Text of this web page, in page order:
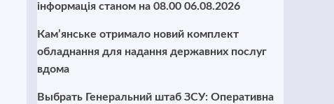
інформація станом на 08.00 06.08.2026
Кам’янське отримало новий комплект
обладнання для надання державних послуг
вдома
Выбрать Генеральний штаб ЗСУ: Оперативна